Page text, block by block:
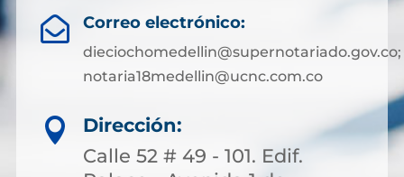
 Correo electrónico:
dieciochomedellin@supernotariado.gov.co;
notaria18medellin@ucnc.com.co

Dirección:
Calle 52 # 49 - 101. Edif.